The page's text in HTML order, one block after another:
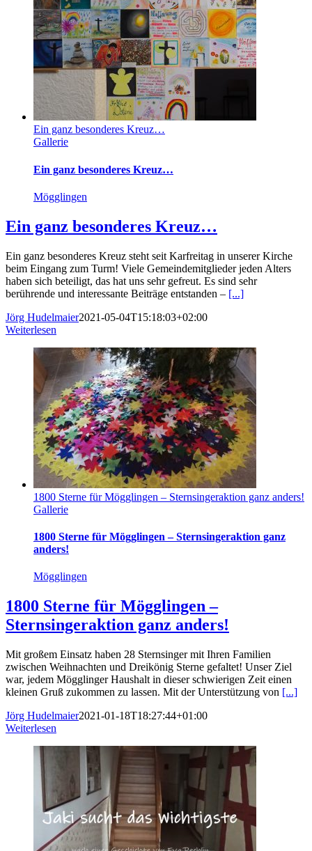
Ein ganz besonderes Kreuz…
Gallerie
Ein ganz besonderes Kreuz…
Mögglingen
Ein ganz besonderes Kreuz…
Ein ganz besonderes Kreuz steht seit Karfreitag in unserer Kirche
beim Eingang zum Turm! Viele Gemeindemitglieder jeden Alters
haben sich beteiligt, das hat uns sehr gefreut. Es sind sehr
berührende und interessante Beiträge entstanden – [...]
Jörg Hudelmaier2021-05-04T15:18:03+02:00
Weiterlesen
1800 Sterne für Mögglingen – Sternsingeraktion ganz anders!
Gallerie
1800 Sterne für Mögglingen – Sternsingeraktion ganz
anders!
Mögglingen
1800 Sterne für Mögglingen –
Sternsingeraktion ganz anders!
Mit großem Einsatz haben 28 Sternsinger mit Ihren Familien
zwischen Weihnachten und Dreikönig Sterne gefaltet! Unser Ziel
war, jedem Mögglinger Haushalt in dieser schwierigen Zeit einen
kleinen Gruß zukommen zu lassen. Mit der Unterstützung von [...]
Jörg Hudelmaier2021-01-18T18:27:44+01:00
Weiterlesen